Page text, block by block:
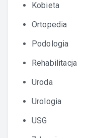
Kobieta
Ortopedia
Podologia
Rehabilitacja
Uroda
Urologia
USG